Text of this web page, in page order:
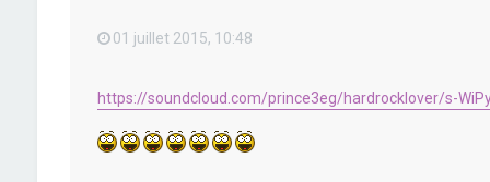
01 juillet 2015, 10:48
https://soundcloud.com/prince3eg/hardrocklover/s-